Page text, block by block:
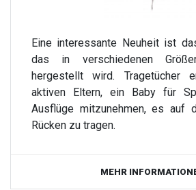
Eine interessante Neuheit ist
das in verschiedenen
hergestellt wird. Tragetücher
aktiven Eltern, ein Baby für
Ausflüge mitzunehmen, es auf
Rücken zu tragen.
MEHR